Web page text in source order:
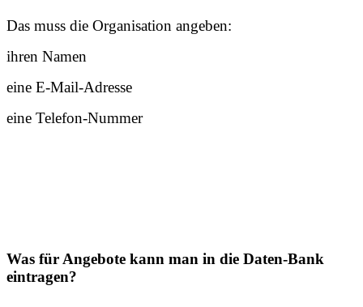
Das muss die Organisation angeben:
ihren Namen
eine E-Mail-Adresse
eine Telefon-Nummer
Was für Angebote kann man in die Daten-Bank
eintragen?